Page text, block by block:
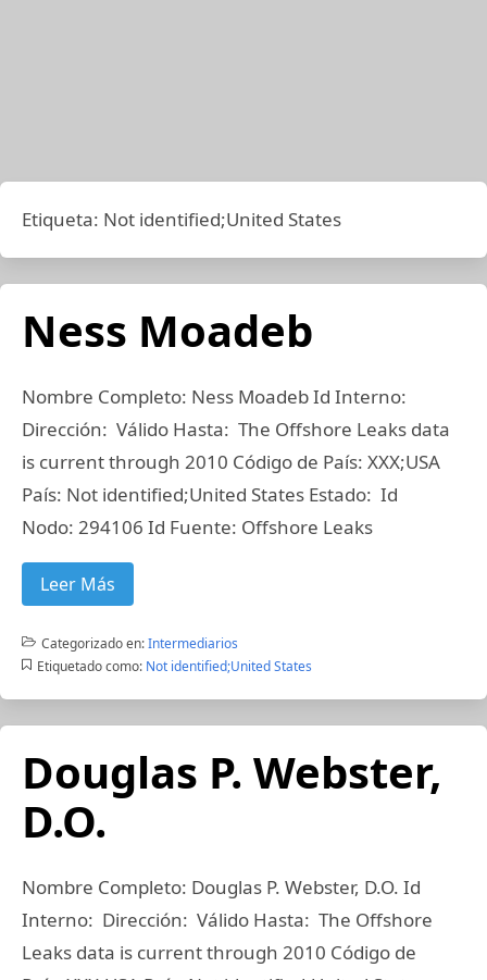
Etiqueta: Not identified;United States
Ness Moadeb
Nombre Completo: Ness Moadeb Id Interno:
Dirección: Válido Hasta: The Offshore Leaks data
is current through 2010 Código de País: XXX;USA
País: Not identified;United States Estado: Id
Nodo: 294106 Id Fuente: Offshore Leaks
Leer Más
Categorizado en:Intermediarios
Etiquetado como: Not identified;United States
Douglas P. Webster,
D.O.
Nombre Completo: Douglas P. Webster, D.O. Id
Interno: Dirección: Válido Hasta: The Offshore
Leaks data is current through 2010 Código de